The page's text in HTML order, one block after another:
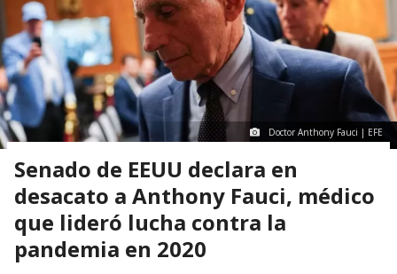
Doctor Anthony Fauci | EFE
Senado de EEUU declara en
desacato a Anthony Fauci, médico
que lideró lucha contra la
pandemia en 2020